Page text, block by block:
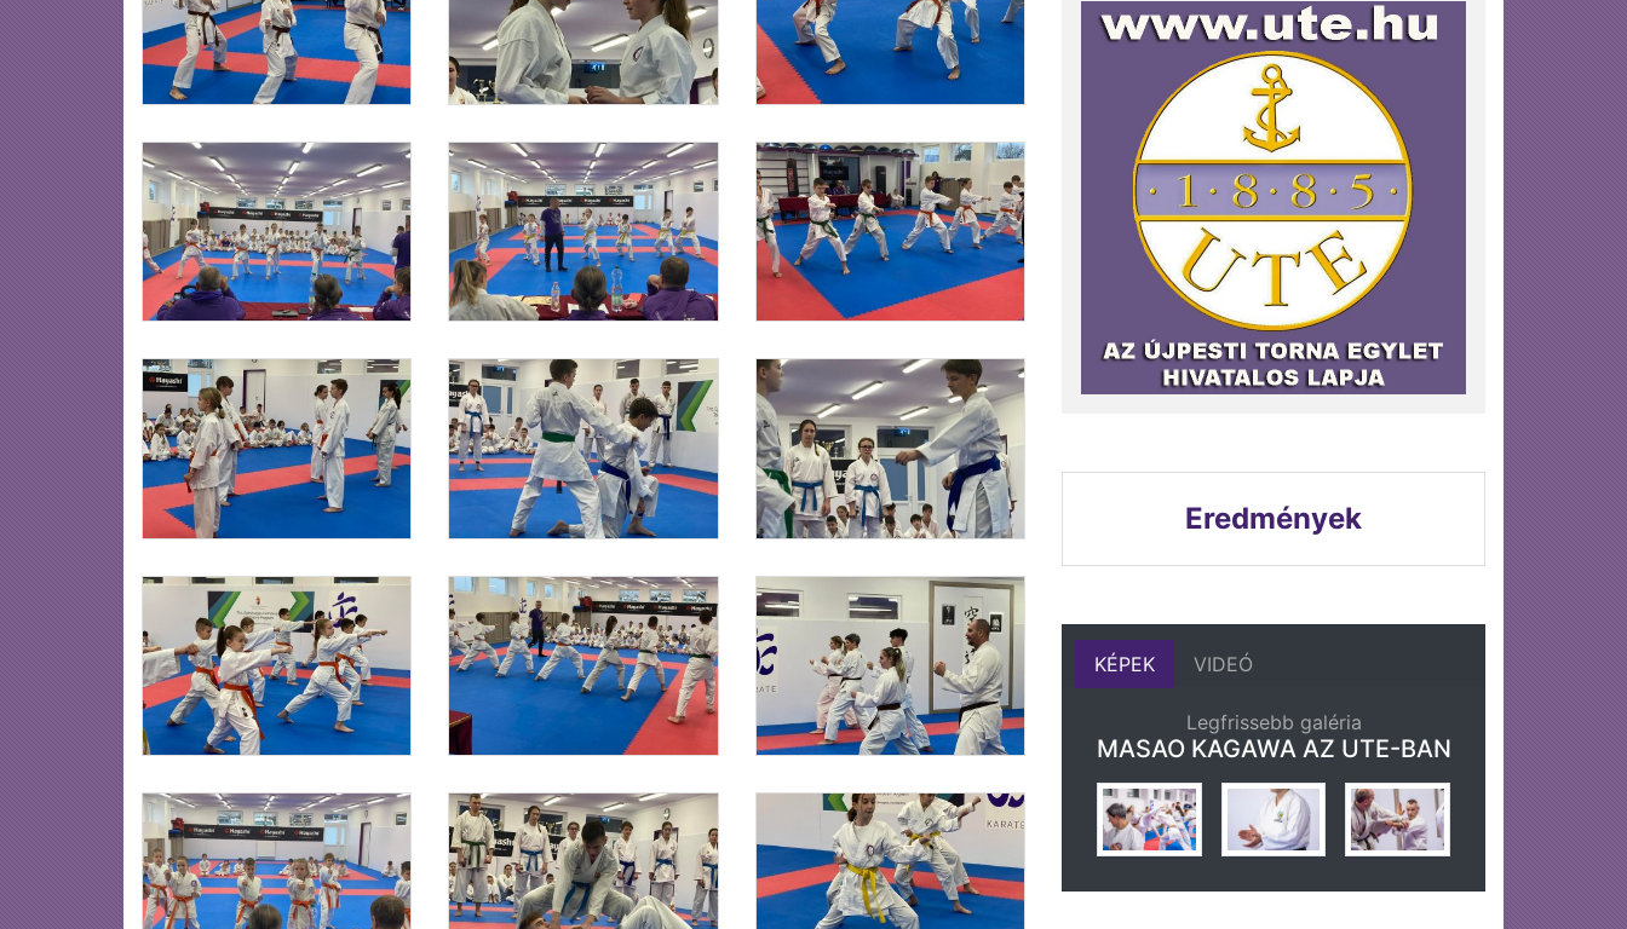
Eredmények
KÉPEK VIDEÓ
Legfrissebb galéria
MASAO KAGAWA AZ UTE-BAN